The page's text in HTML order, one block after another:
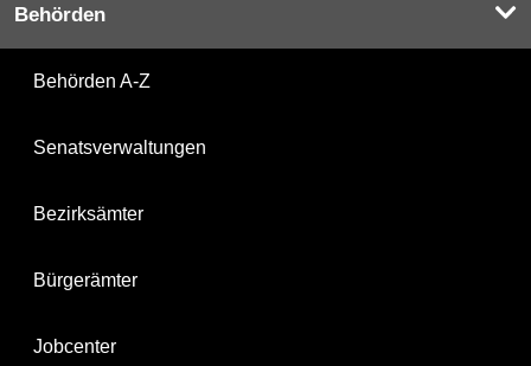
Behörden
Behörden A-Z
Senatsverwaltungen
Bezirksämter
Bürgerämter
Jobcenter